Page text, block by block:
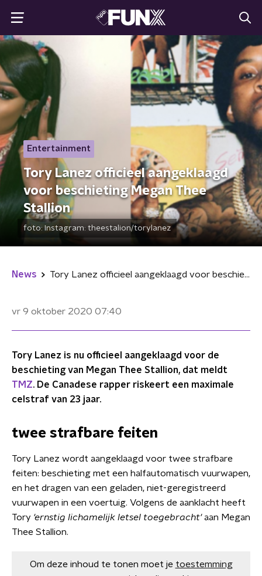
Entertainment
Tory Lanez officieel aangeklaagd
voor beschieting Megan Thee
Stallion
foto: Instagram: theestalion/torylanez
News Tory Lanez officieel aangeklaagd voor beschieting Megan Thee Stallion
vr 9 oktober 2020 07:40
Tory Lanez is nu officieel aangeklaagd voor de
beschieting van Megan Thee Stallion, dat meldt
TMZ. De Canadese rapper riskeert een maximale
celstraf van 23 jaar.
twee strafbare feiten
Tory Lanez wordt aangeklaagd voor twee strafbare
feiten: beschieting met een halfautomatisch vuurwapen,
en het dragen van een geladen, niet-geregistreerd
vuurwapen in een voertuig. Volgens de aanklacht heeft
Tory 'ernstig lichamelijk letsel toegebracht'aan Megan
Thee Stallion.
Om deze inhoud te tonen moet je toestemming